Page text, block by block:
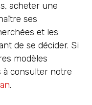
acheter une
ses
et les
de se décider. Si
modèles
à consulter notre
.